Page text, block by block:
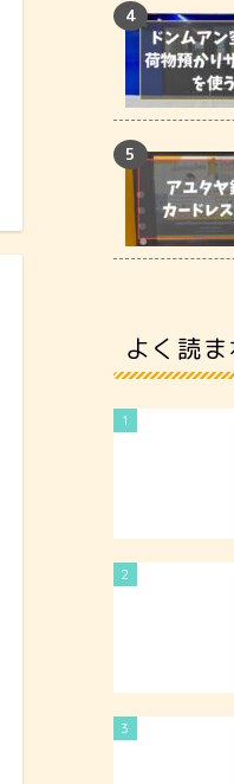
【ワット・
ランプーン
院。
【ワット・
イ】感動間
よく読
1
2
3